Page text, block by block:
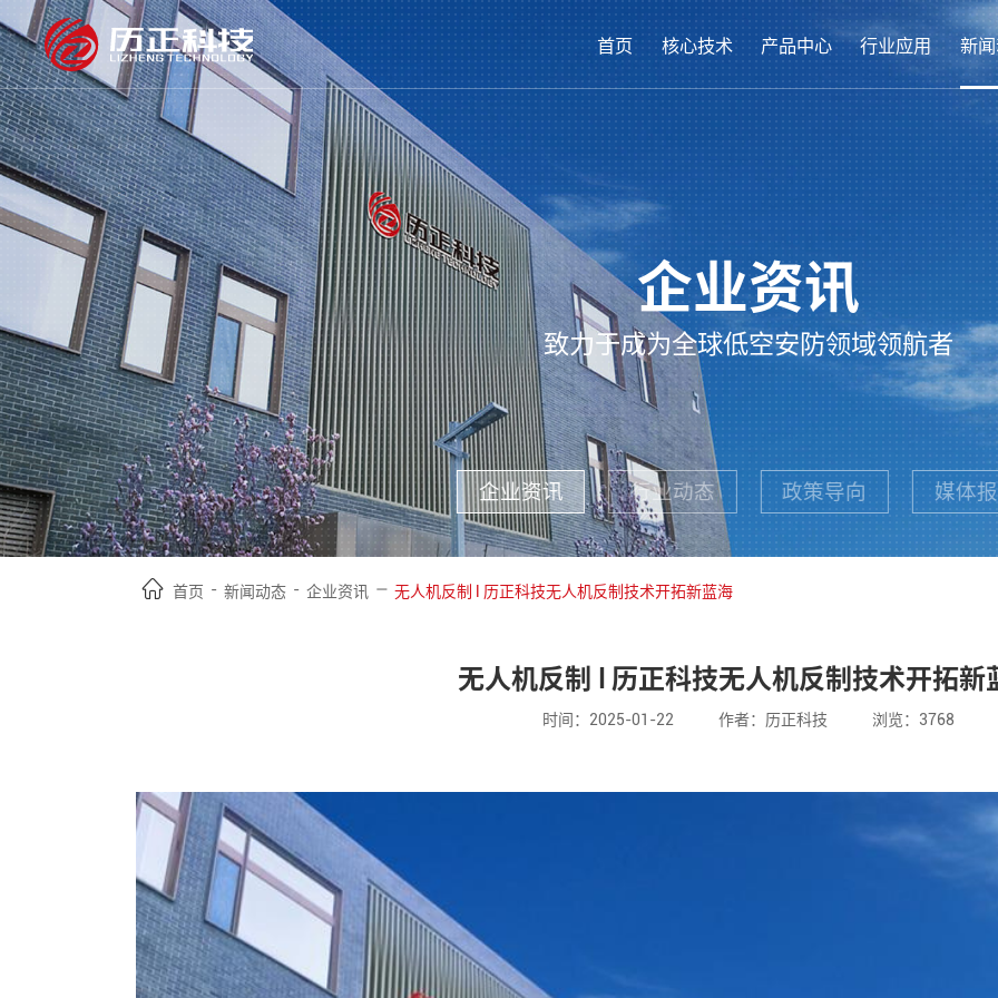
首页 核心技术 产品中心 行业应用 新
企业资讯
致力于成为全球低空安防领域领航者
企业资讯 行业动态 政策导向 媒体
首页 - 新闻动态 - 企业资讯 — 无人机反制 l 历正科技无人机反制技术开拓新蓝海
无人机反制 l 历正科技无人机反制技术开拓新
时间：2025-01-22 作者：历正科技 浏览：3768